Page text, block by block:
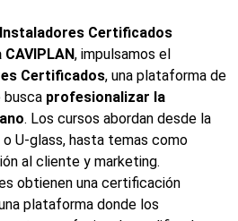
Instaladores Certificados
, impulsamos el
Certificados, una plataforma de
busca profesionalizar la
. Los cursos abordan desde la
o U-glass, hasta temas como
al cliente y marketing.
obtienen una certificación
plataforma donde los